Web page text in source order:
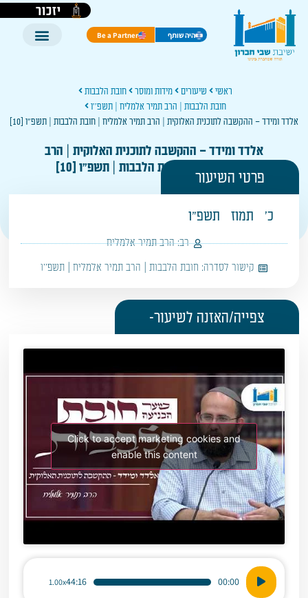
יזכור
היה שותף Be a Partner
ראשי שיעורים מידות ומוסר
חובת הלבבות
חובת הלבבות | הרב תמיר אלמליח | תשפ''ו
אלדד ומידד – ההקשבה לתוכנית האלוקית | הרב תמיר אלמליח | חובת הלבבות | תשפ"ו [10]
אלדד ומידד – ההקשבה לתוכנית האלוקית | הרב
תמיר אלמליח | חובת הלבבות | תשפ"ו [10]
פרטי השיעור
כ' תמוז תשפ"ו
רב: הרב תמיר אלמליח
קישור לסדרה: חובת הלבבות | הרב תמיר אלמליח | תשפ''ו
צפייה/האזנה לשיעור-
Click to accept marketing cookies and
enable this content
נגן
אודיו
00:00
44:16
1.00x